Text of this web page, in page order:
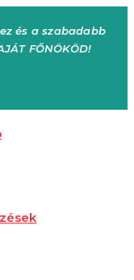
és a szabadabb
FŐNÖKÖD!